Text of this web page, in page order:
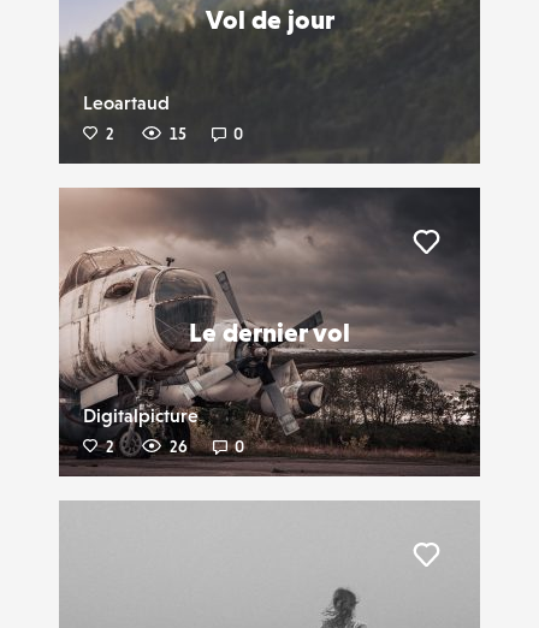
Vol de jour
Leoartaud
2 15 0
Le dernier vol
Digitalpicture
2 26 0